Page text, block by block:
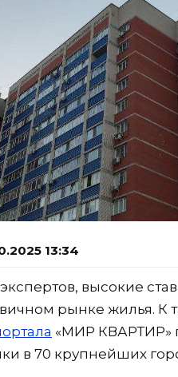
13:34
высокие
рынке жилья. К
«МИР КВАРТИР»
в 70 крупнейших